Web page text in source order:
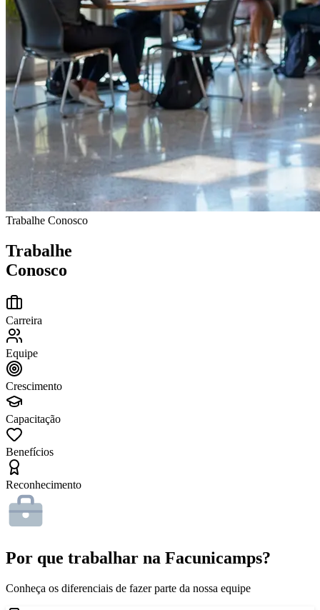
Trabalhe Conosco
Trabalhe
Conosco
Carreira
Equipe
Crescimento
Capacitação
Benefícios
Reconhecimento
Por que trabalhar na Facunicamps?
Conheça os diferenciais de fazer parte da nossa equipe